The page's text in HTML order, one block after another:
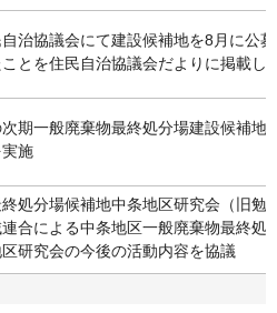
治協議会にて建設候補地を8月に公
とを住民自治協議会だよりに掲載し
期一般廃棄物最終処分場建設候補地
施
処分場候補地中条地区研究会（旧勉
合による中条地区一般廃棄物最終処
研究会の今後の活動内容を協議